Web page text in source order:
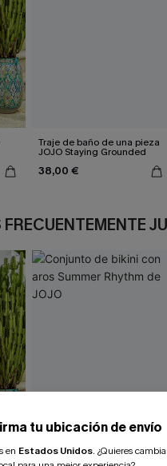
Traje de baño de una pieza
JOJO Staying Grounded
38,00 €
tu ubicación de envío
en Estados Unidos. ¿Quieres